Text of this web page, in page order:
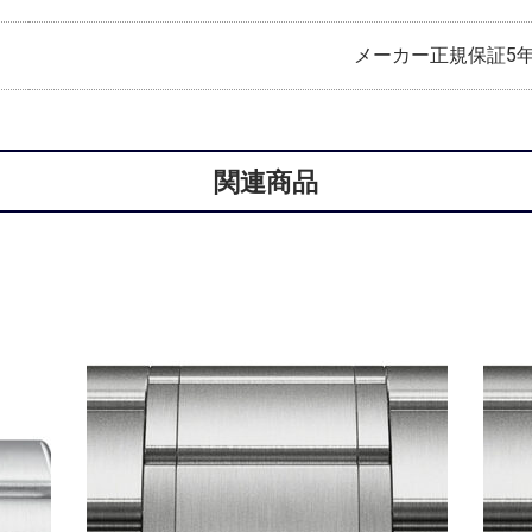
メーカー正規保証5
関連商品